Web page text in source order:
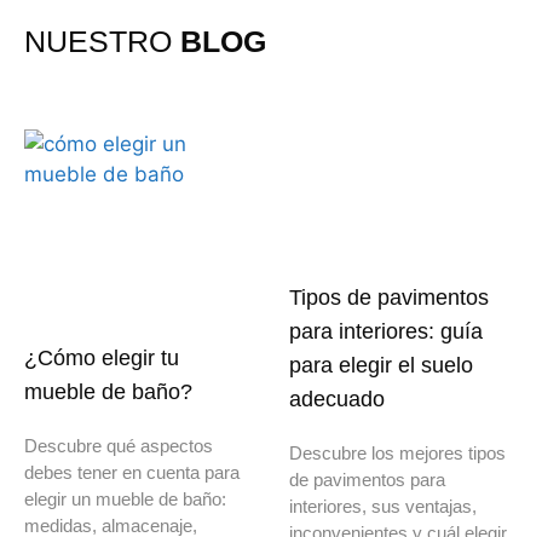
NUESTRO BLOG
¿Cómo elegir tu
mueble de baño?
Descubre qué aspectos
debes tener en cuenta para
elegir un mueble de baño:
medidas, almacenaje,
Tipos de pavimentos
para interiores: guía
para elegir el suelo
adecuado
Descubre los mejores tipos
de pavimentos para
interiores, sus ventajas,
inconvenientes y cuál elegir